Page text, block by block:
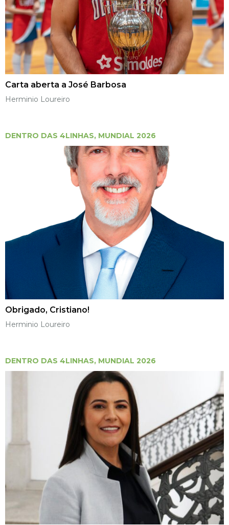
Carta aberta a José Barbosa
Herminio Loureiro
DENTRO DAS 4LINHAS, MUNDIAL 2026
Obrigado, Cristiano!
Herminio Loureiro
DENTRO DAS 4LINHAS, MUNDIAL 2026